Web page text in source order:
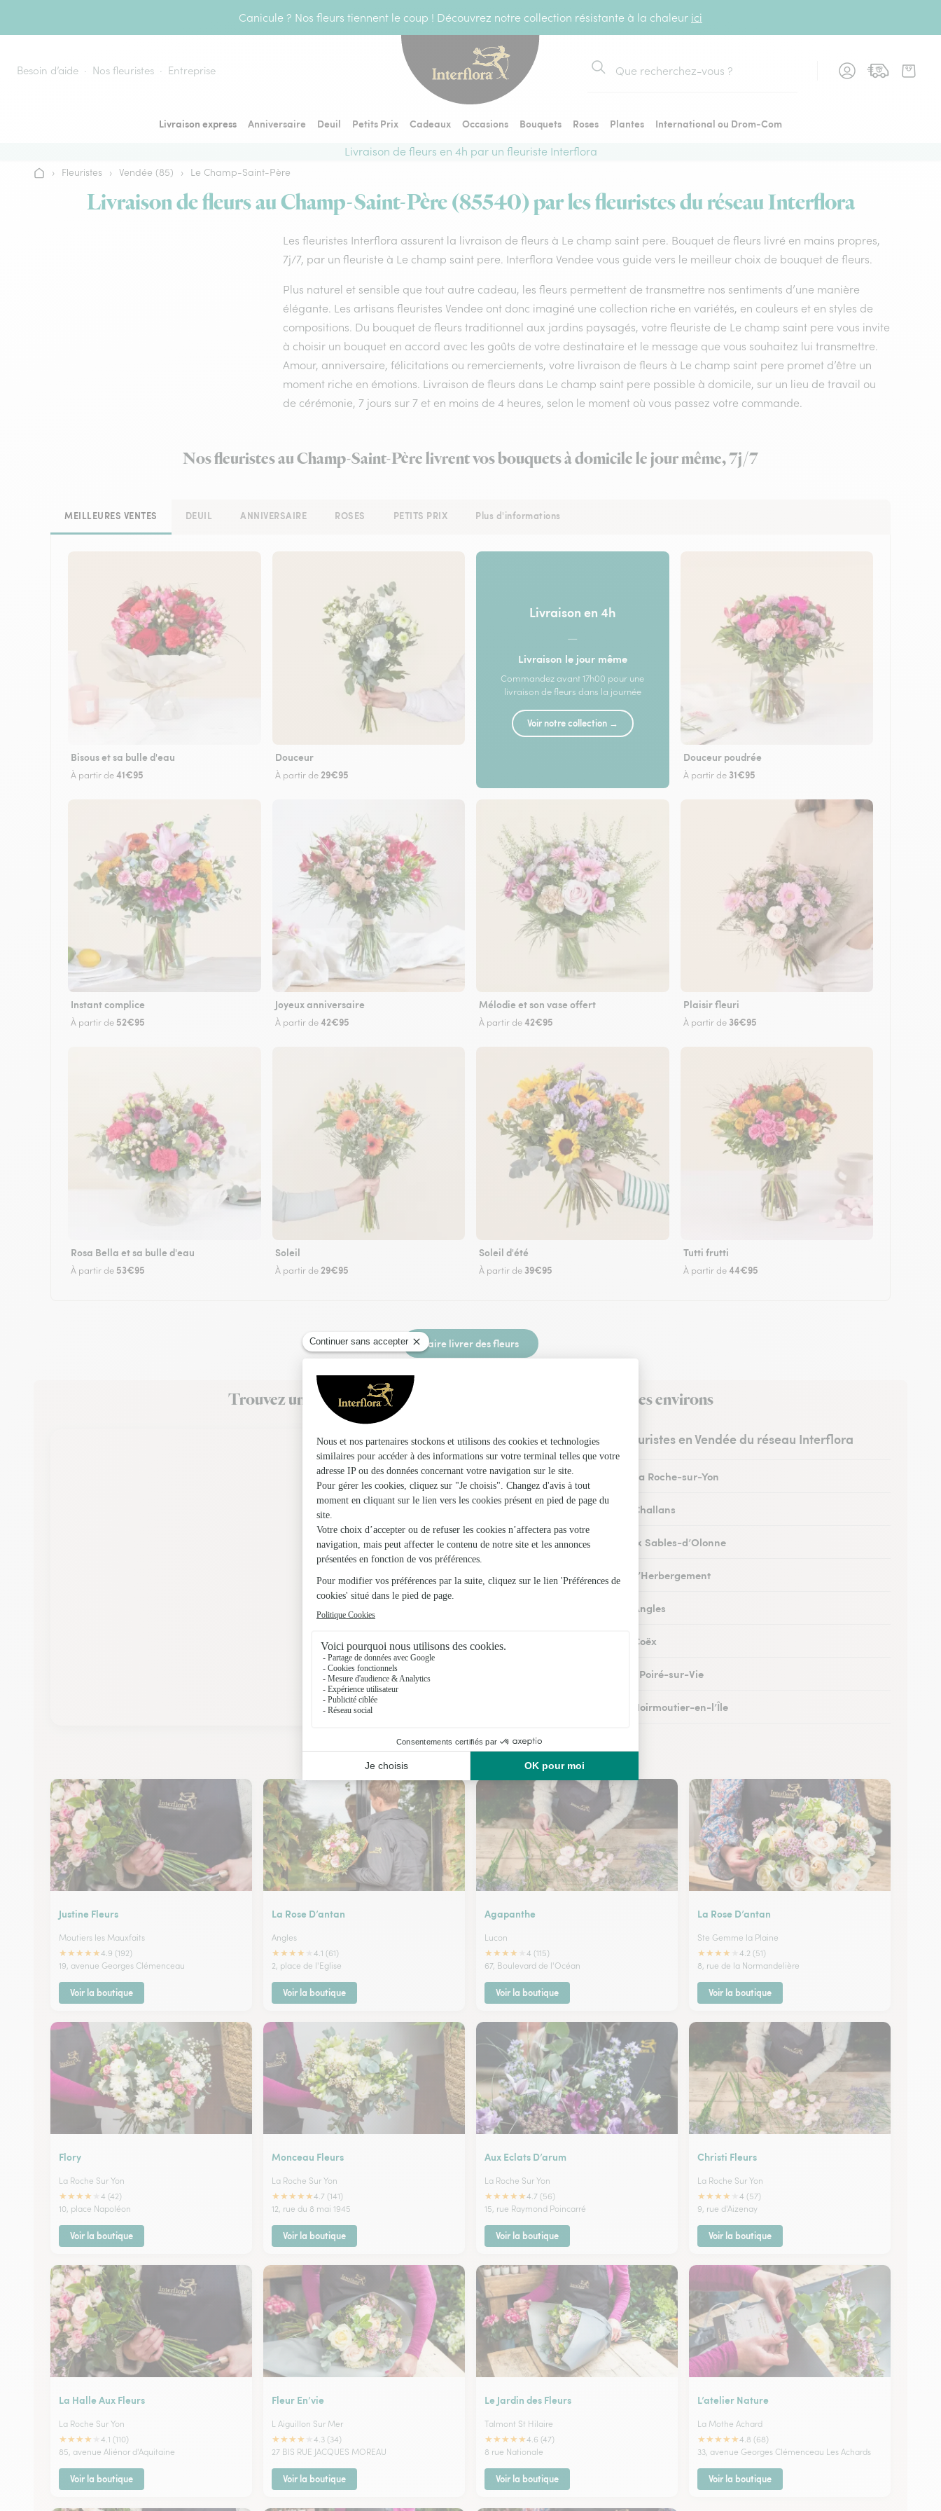
Canicule ? Nos fleurs tiennent le coup ! Découvrez notre collection résistante à la chaleur ici
Besoin d’aide Nos fleuristes Entreprise
Rechercher
Livraison express Anniversaire Deuil Petits Prix Cadeaux Occasions Bouquets Roses Plantes
International ou Drom-Com
Livraison de fleurs en 4h par un fleuriste Interflora
Accueil
› Fleuristes › Vendée (85) › Le Champ-Saint-Père
Livraison de fleurs au Champ-Saint-Père (85540) par les fleuristes du réseau Interflora
Les fleuristes Interflora assurent la livraison de fleurs à Le champ saint pere. Bouquet de fleurs livré en mains propres,
7j/7, par un fleuriste à Le champ saint pere. Interflora Vendee vous guide vers le meilleur choix de bouquet de fleurs.
Plus naturel et sensible que tout autre cadeau, les fleurs permettent de transmettre nos sentiments d’une manière
élégante. Les artisans fleuristes Vendee ont donc imaginé une collection riche en variétés, en couleurs et en styles de
compositions. Du bouquet de fleurs traditionnel aux jardins paysagés, votre fleuriste de Le champ saint pere vous invite
à choisir un bouquet en accord avec les goûts de votre destinataire et le message que vous souhaitez lui transmettre.
Amour, anniversaire, félicitations ou remerciements, votre livraison de fleurs à Le champ saint pere promet d’être un
moment riche en émotions. Livraison de fleurs dans Le champ saint pere possible à domicile, sur un lieu de travail ou
de cérémonie, 7 jours sur 7 et en moins de 4 heures, selon le moment où vous passez votre commande.
Nos fleuristes au Champ-Saint-Père livrent vos bouquets à domicile le jour même, 7j/7
MEILLEURES VENTES DEUIL ANNIVERSAIRE ROSES PETITS PRIX Plus d'informations
Bisous et sa bulle d'eau
À partir de41€95
Douceur
À partir de 29€95
Livraison en 4h
—
Livraison le jour même
Commandez avant 17h00 pour une
livraison de fleurs dans la journée
Voir notre collection →
Douceur poudrée
À partir de 31€95
Instant complice
À partir de 52€95
Joyeux anniversaire
À partir de42€95
Mélodie et son vase offert
À partir de42€95
Plaisir fleuri
À partir de 36€95
Rosa Bella et sa bulle d'eau
À partir de 53€95
Soleil
À partir de 29€95
Soleil d'été
À partir de 39€95
Tutti frutti
À partir de44€95
Faire livrer des fleurs
Trouvez un fleuriste Interflora au Champ-Saint-Père et dans ses environs
Les fleuristes en Vendée du réseau Interflora
Fleuristes à La Roche-sur-Yon
Fleuristes à Challans
Fleuristes aux Sables-d’Olonne
Fleuristes à L’Herbergement
Fleuristes à Angles
Fleuristes à Coëx
Fleuristes au Poiré-sur-Vie
Fleuristes à Noirmoutier-en-l’Île
Fleuristes à Talmont-Saint-Hilaire
Nos fleuristes au Champ-Saint-Père
Justine Fleurs
Moutiers les Mauxfaits
★★★★★4.9 (192)
19, avenue Georges Clémenceau
Voir la boutique
La Rose D’antan
Angles
★★★★
4.1 (61)
2, place de l'Eglise
Voir la boutique
Agapanthe
Lucon
★★★★
4 (115)
67, Boulevard de l'Océan
Voir la boutique
La Rose D’antan
Ste Gemme la Plaine
★★★★
4.2 (51)
8, rue de la Normandelière
Voir la boutique
Flory
La Roche Sur Yon
★★★★
4 (42)
10, place Napoléon
Voir la boutique
Monceau Fleurs
La Roche Sur Yon
★★★★★4.7 (141)
12, rue du 8 mai 1945
Voir la boutique
Aux Eclats D’arum
La Roche Sur Yon
★★★★★4.7 (56)
15, rue Raymond Poincarré
Voir la boutique
Christi Fleurs
La Roche Sur Yon
★★★★
4 (57)
9, rue d'Aizenay
Voir la boutique
La Halle Aux Fleurs
La Roche Sur Yon
★★★★
4.1 (110)
85, avenue Aliénor d'Aquitaine
Voir la boutique
Fleur En’vie
L Aiguillon Sur Mer
★★★★
4.3 (34)
27 BIS RUE JACQUES MOREAU
Voir la boutique
Le Jardin des Fleurs
Talmont St Hilaire
★★★★★4.6 (47)
8 rue Nationale
Voir la boutique
L’atelier Nature
La Mothe Achard
★★★★★4.8 (68)
33, avenue Georges Clémenceau Les Achards
Voir la boutique